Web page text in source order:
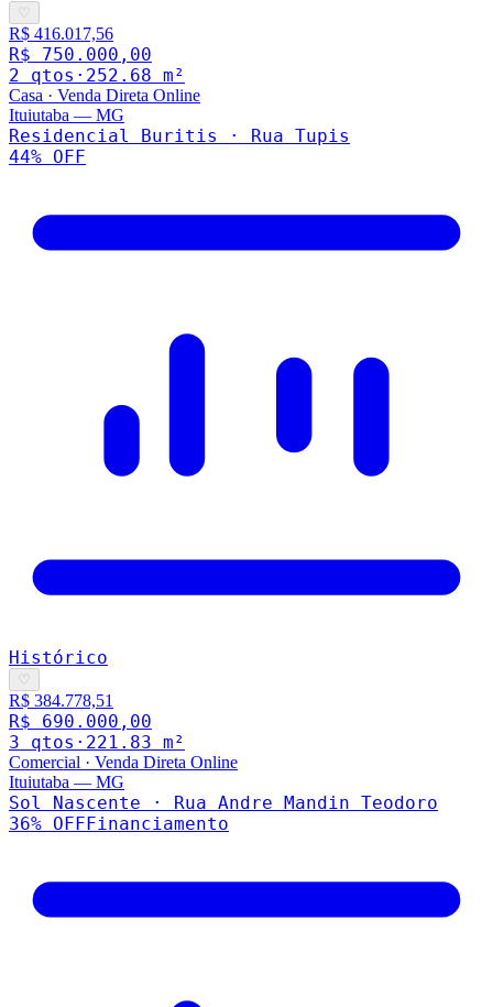
♡
R$ 416.017,56
R$ 750.000,00
2 qtos · 252.68 m²
Casa · Venda Direta Online
Ituiutaba — MG
Residencial Buritis · Rua Tupis
44% OFF
Histórico
♡
R$ 384.778,51
R$ 690.000,00
3 qtos · 221.83 m²
Comercial · Venda Direta Online
Ituiutaba — MG
Sol Nascente · Rua Andre Mandin Teodoro
36% OFFFinanciamento